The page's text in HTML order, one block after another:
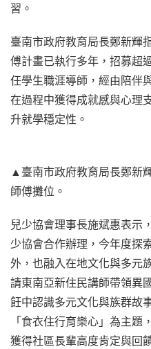
習。
臺南市政府教育局長鄭新輝
傅計畫已執行多年，招募超
任學生職涯導師，經由陪伴
在過程中獲得成就感與心理
升就學穩定性。
▲臺南市政府教育局長鄭新
師傅攤位。
兒少協會理事長施斌惠表示
少協會合作辦理，今年度探
外，也融入在地文化與多元
請東南亞新住民講師帶領異
飪中認識多元文化與族群故
「食衣住行育樂心」為主題
獲得社區長輩高度肯定與回